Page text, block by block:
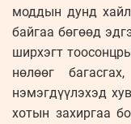
моддын дунд
байгаа бөгөөд
ширхэгт
нөлөөг
нэмэгдүүлэхэд
хотын захиргаа